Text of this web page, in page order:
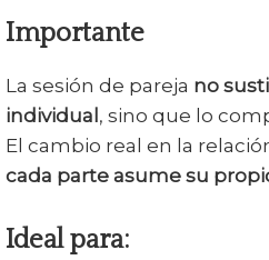
Importante
La sesión de pareja no
individual , sino que lo
El cambio real en la
cada parte asume su
Ideal para: